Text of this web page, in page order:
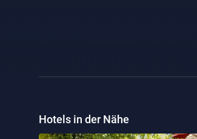
Hotels in der Nähe